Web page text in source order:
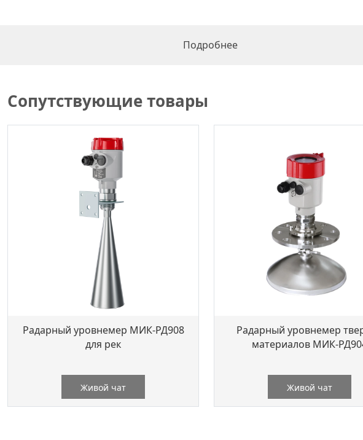
Подробнее
Сопутствующие товары
Радарный уровнемер МИК-РД908
для рек
Живой чат
Радарный уровнемер
материалов МИК-
Живой чат